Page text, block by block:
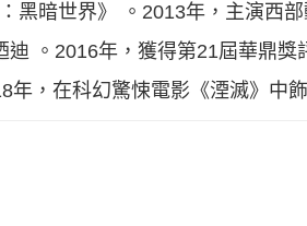
黑暗世界》 。2013年，主演西
。2016年，獲得第21屆華鼎
，在科幻驚悚電影《湮滅》中